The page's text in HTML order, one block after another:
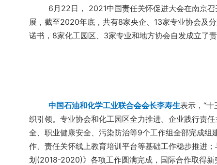
6月22日， 2021中国责任关怀促进大会在南京
展，截至2020年底，共有8家央企、13家专业协会及
诺书，8家化工园区、3家专业和地方协会自发成立了
中国石油和化学工业联合会会长李寿生表示，“
织引领。专业协会和化工园区全力推进。企业践行责
全、职业健康安全、污染防治等9个工作组全部完成组
作、责任关怀线上教育培训平台等基础工作稳步推进
划(2018-2020)》各项工作圆满完成，国际合作取得新